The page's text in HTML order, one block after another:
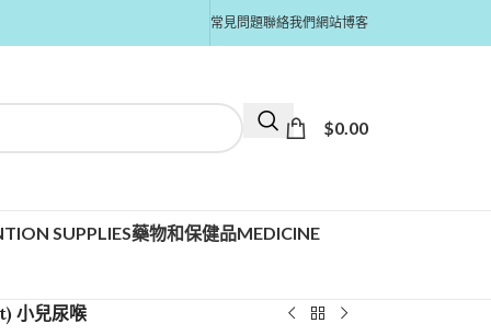
常見問題聯絡我們網站博客
$0.00
SUPPLIES藥物和保健品MEDICINE
小兒尿喉